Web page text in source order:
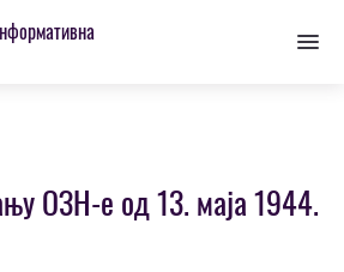
ОЗН-e од 13. маја 1944.